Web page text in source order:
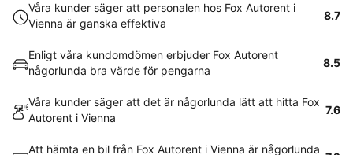
Våra kunder säger att personalen hos Fox Autorent i
Vienna är ganska effektiva
8.7
Enligt våra kundomdömen erbjuder Fox Autorent
någorlunda bra värde för pengarna
8.5
Våra kunder säger att det är någorlunda lätt att hitta Fox
Autorent i Vienna
7.6
Att hämta en bil från Fox Autorent i Vienna är någorlunda